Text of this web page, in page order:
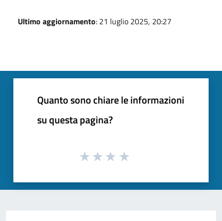
Ultimo aggiornamento: 21 luglio 2025, 20:27
Quanto sono chiare le informazioni
su questa pagina?